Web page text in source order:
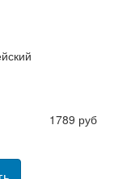
1789 руб